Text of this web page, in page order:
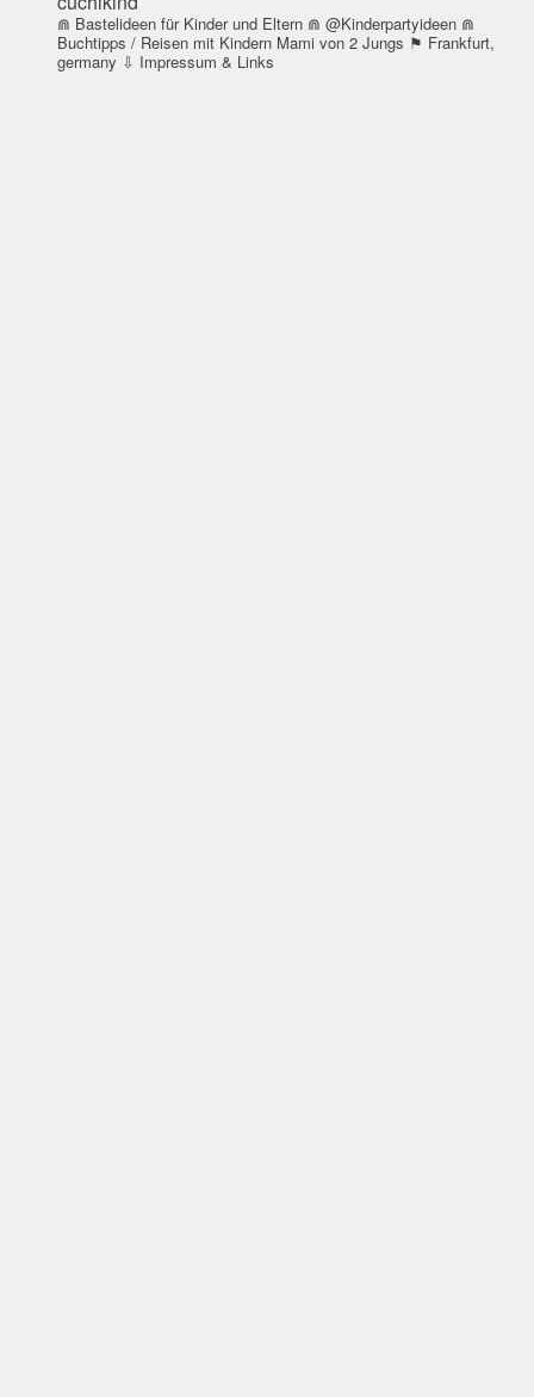
⋒ Bastelideen für Kinder und Eltern ⋒ @Kinderpartyideen ⋒
Buchtipps / Reisen mit Kindern Mami von 2 Jungs ⚑ Frankfurt,
germany ⇩ Impressum & Links